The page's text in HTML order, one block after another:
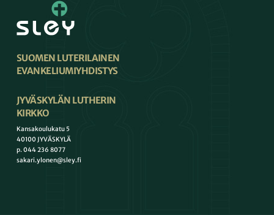
SUOMEN LUTERILAINEN
EVANKELIUMIYHDISTYS
JYVÄSKYLÄN LUTHERIN
KIRKKO
Kansakoulukatu 5
40100 JYVÄSKYLÄ
p. 044 236 8077
sakari.ylonen@sley.fi